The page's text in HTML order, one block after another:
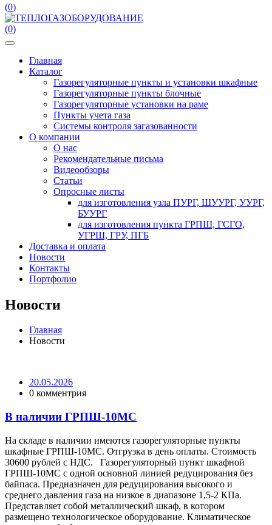
(0)
(0)
Главная
Каталог
Газорегуляторные пункты и установки шкафные
Газорегуляторные пункты блочные
Газорегуляторные установки на раме
Пункты учета газа
Системы контроля загазованности
О компании
О нас
Рекомендательные письма
Видеообзоры
Статьи
Опросные листы
для изготовления узла ПУРГ, ШУУРГ, УУРГ,
БУУРГ
для изготовления пункта ГРПШ, ГСГО,
УГРШ, ГРУ, ПГБ
Доставка и оплата
Новости
Контакты
Портфолио
Новости
Главная
Новости
20.05.2026
0 комментрия
В наличии ГРПШ-10МС
На складе в наличии имеются газорегуляторные пункты
шкафные ГРПШ-10МС. Отгрузка в день оплаты. Стоимость
30600 рублей с НДС. Газорегуляторный пункт шкафной
ГРПШ-10МС с одной основной линией редуцирования без
байпаса. Предназначен для редуцирования высокого и
среднего давления газа на низкое в диапазоне 1,5-2 КПа.
Представляет собой металлический шкаф, в котором
размещено технологическое оборудование. Климатическое